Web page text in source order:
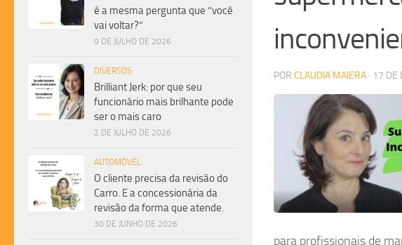
POR CLAUDIA MAIERA · 17 DE
para profissionais de
é a mesma pergunta que “você
vai voltar?”
9 DE JULHO DE 2026
DIVERSOS
Brilliant Jerk: por que seu
funcionário mais brilhante pode
ser o mais caro
2 DE JULHO DE 2026
AUTOMÓVEL
O cliente precisa da revisão do
Carro. E a concessionária da
revisão da forma que atende.
30 DE JUNHO DE 2026